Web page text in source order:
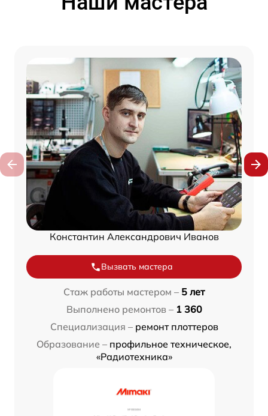
Константин Александрович Иванов
Вызвать мастера
Стаж работы мастером – 5 лет
Выполнено ремонтов – 1 360
Специализация – ремонт плоттеров
Образование – профильное техническое,
«Радиотехника»